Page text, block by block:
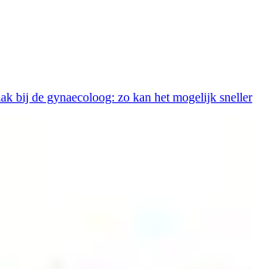
bij de gynaecoloog: zo kan het mogelijk sneller